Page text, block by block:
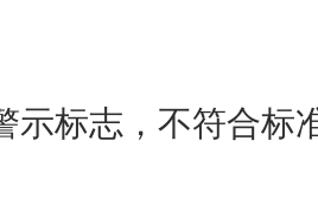
示标志，不符合标